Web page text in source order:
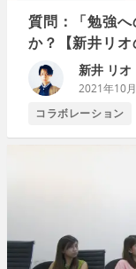
質問：「勉強
か？【新井リ
新井 リオ
2021年10
コラボレーション